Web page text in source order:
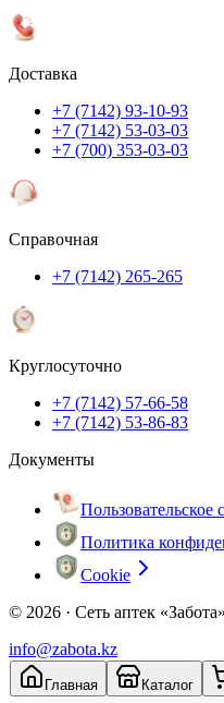
Доставка
+7 (7142) 93-10-93
+7 (7142) 53-03-03
+7 (700) 353-03-03
Справочная
+7 (7142) 265-265
Круглосуточно
+7 (7142) 57-66-58
+7 (7142) 53-86-83
Документы
Пользовательское
Политика
Cookie
© 2026 · Сеть аптек
info@zabota.kz
Главная Каталог